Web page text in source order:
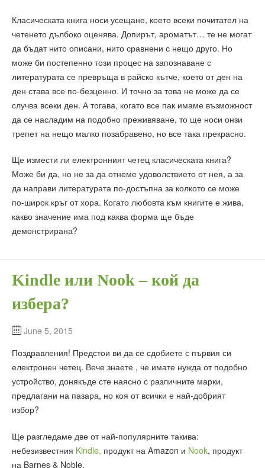
Класическата книга носи усещане, което всеки почитател на
четенето дълбоко оценява. Допирът, ароматът… те не могат
да бъдат нито описани, нито сравнени с нещо друго. Но
може би постепенно този процес на запознаване с
литературата се превръща в райско кътче, което от ден на
ден става все по-безценно. И точно за това не може да се
случва всеки ден. А тогава, когато все пак имаме възможност
да се насладим на подобно преживяване, то ще носи онзи
трепет на нещо малко позабравено, но все така прекрасно.
Ще измести ли електронният четец класическата книга?
Може би да, но не за да отнеме удоволствието от нея, а за
да направи литературата по-достъпна за колкото се може
по-широк кръг от хора. Когато любовта към книгите е жива,
какво значение има под каква форма ще бъде
демонстрирана?
Kindle или Nook – кой да
избера?
June 5, 2015
Поздравления! Предстои ви да се сдобиете с първия си
електронен четец. Вече знаете , че имате нужда от подобно
устройство, донякъде сте наясно с различните марки,
предлагани на пазара, но коя от всички е най-добрият
избор?
Ще разгледаме две от най-популярните такива:
небезизвестния Kindle, продукт на Amazon и Nook, продукт
на Barnes & Noble.